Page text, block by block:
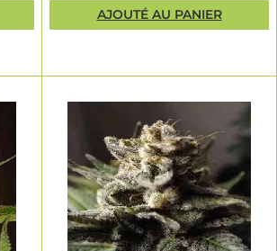
AJOUTÉ AU PANIER